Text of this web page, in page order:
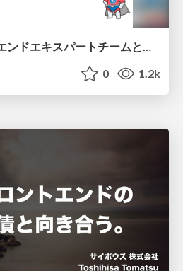
サイボウズ フロントエンドエキスパートチームとOSSの管理について
0 1.2k